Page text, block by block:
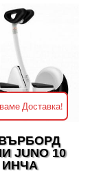
Доставка!
JUNO 10
ИНЧА